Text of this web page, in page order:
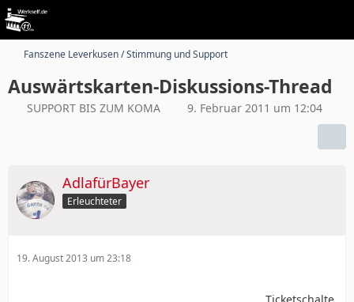
Fanszene Leverkusen / Stimmung und Support
Auswärtskarten-Diskussions-Thread
SUPPORT BIS ZUM KOMA 9. Februar 2011 um 12:04
AdlafürBayer
Erleuchteter
19. August 2013 um 23:18